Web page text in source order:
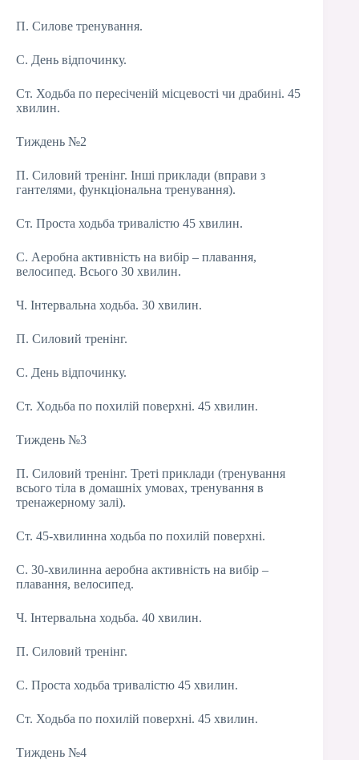
П. Силове тренування.
С. День відпочинку.
Ст. Ходьба по пересіченій місцевості чи драбині. 45
хвилин.
Тиждень №2
П. Силовий тренінг. Інші приклади (вправи з
гантелями, функціональна тренування).
Ст. Проста ходьба тривалістю 45 хвилин.
С. Аеробна активність на вибір – плавання,
велосипед. Всього 30 хвилин.
Ч. Інтервальна ходьба. 30 хвилин.
П. Силовий тренінг.
С. День відпочинку.
Ст. Ходьба по похилій поверхні. 45 хвилин.
Тиждень №3
П. Силовий тренінг. Треті приклади (тренування
всього тіла в домашніх умовах, тренування в
тренажерному залі).
Ст. 45-хвилинна ходьба по похилій поверхні.
С. 30-хвилинна аеробна активність на вибір –
плавання, велосипед.
Ч. Інтервальна ходьба. 40 хвилин.
П. Силовий тренінг.
С. Проста ходьба тривалістю 45 хвилин.
Ст. Ходьба по похилій поверхні. 45 хвилин.
Тиждень №4